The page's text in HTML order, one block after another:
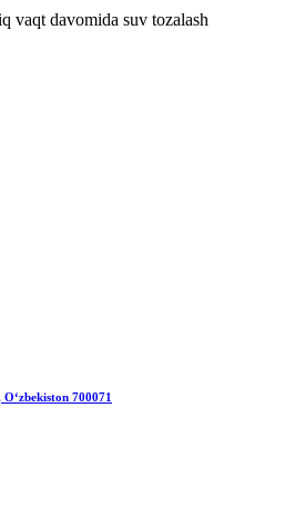
vaqt davomida suv tozalash
700071